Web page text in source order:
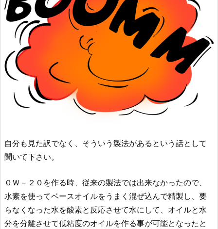
自分も見た訳でなく、そういう製法があるという話として
聞いて下さい。
０Ｗ－２０を作る時、従来の製法では出来なかったので、
水素を使ってベースオイルをうまく混ぜ込んで精製し、要
らなくなった水を酸素と反応させて水にして、オイルと水
分を分離させて低粘度のオイルを作る事が可能となったと